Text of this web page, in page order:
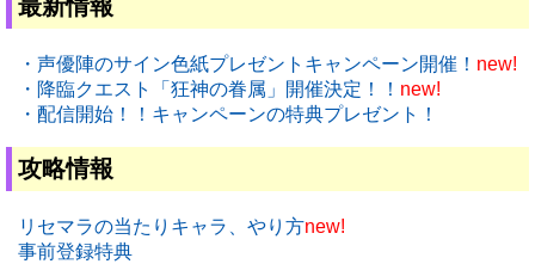
最新情報
・声優陣のサイン色紙プレゼントキャンペーン開催！ new!
・降臨クエスト「狂神の眷属」開催決定！！ new!
・配信開始！！キャンペーンの特典プレゼント！
攻略情報
リセマラの当たりキャラ、やり方new!
事前登録特典